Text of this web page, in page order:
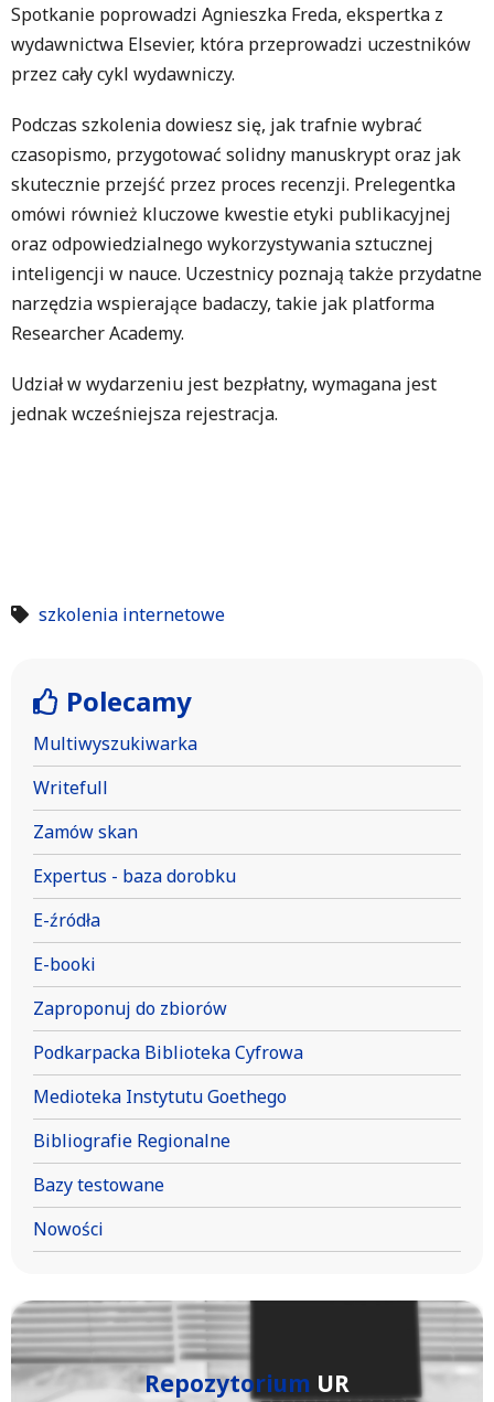
Spotkanie poprowadzi Agnieszka Freda, ekspertka z
wydawnictwa Elsevier, która przeprowadzi uczestników
przez cały cykl wydawniczy.
Podczas szkolenia dowiesz się, jak trafnie wybrać
czasopismo, przygotować solidny manuskrypt oraz jak
skutecznie przejść przez proces recenzji. Prelegentka
omówi również kluczowe kwestie etyki publikacyjnej
oraz odpowiedzialnego wykorzystywania sztucznej
inteligencji w nauce. Uczestnicy poznają także przydatne
narzędzia wspierające badaczy, takie jak platforma
Researcher Academy.
Udział w wydarzeniu jest bezpłatny, wymagana jest
jednak wcześniejsza rejestracja.
szkolenia internetowe
Polecamy
Multiwyszukiwarka
Writefull
Zamów skan
Expertus - baza dorobku
E-źródła
E-booki
Zaproponuj do zbiorów
Podkarpacka Biblioteka Cyfrowa
Medioteka Instytutu Goethego
Bibliografie Regionalne
Bazy testowane
Nowości
Repozytorium UR